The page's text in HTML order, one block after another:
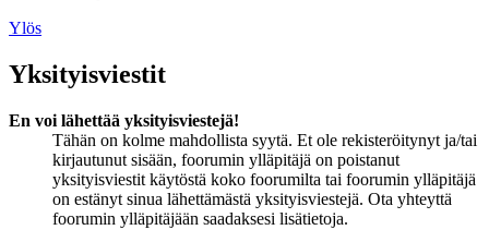
Ylös
Yksityisviestit
En voi lähettää yksityisviestejä!
Tähän on kolme mahdollista syytä. Et ole rekisteröitynyt ja/tai
kirjautunut sisään, foorumin ylläpitäjä on poistanut
yksityisviestit käytöstä koko foorumilta tai foorumin ylläpitäjä
on estänyt sinua lähettämästä yksityisviestejä. Ota yhteyttä
foorumin ylläpitäjään saadaksesi lisätietoja.